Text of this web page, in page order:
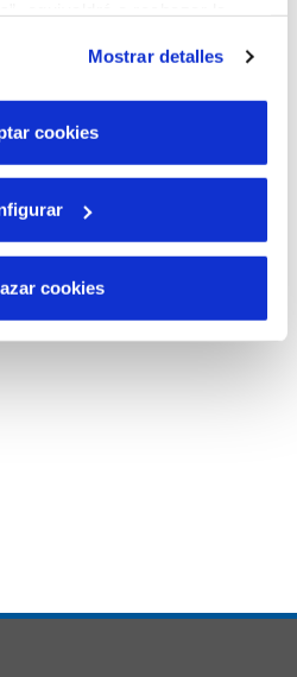
el sitio web funcione y que
Puedes consultar
Política de Cookies
Mostrar detalles
cookies
cookies
informes de auditoría